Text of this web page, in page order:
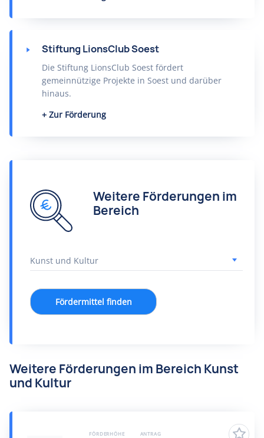
Stiftung LionsClub Soest
Die Stiftung LionsClub Soest fördert
gemeinnützige Projekte in Soest und darüber
hinaus.
Zur Förderung
Weitere Förderungen im
Bereich
Fördermittel finden
Weitere Förderungen im Bereich Kunst
und Kultur
FÖRDERHÖHE ANTRAG